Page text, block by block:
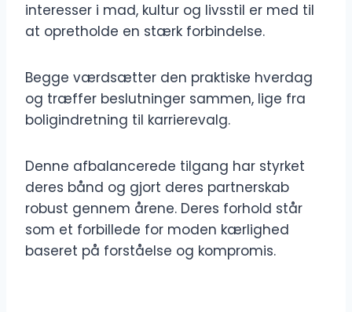
interesser i mad, kultur og livsstil er med til
at opretholde en stærk forbindelse.
Begge værdsætter den praktiske hverdag
og træffer beslutninger sammen, lige fra
boligindretning til karrierevalg.
Denne afbalancerede tilgang har styrket
deres bånd og gjort deres partnerskab
robust gennem årene. Deres forhold står
som et forbillede for moden kærlighed
baseret på forståelse og kompromis.